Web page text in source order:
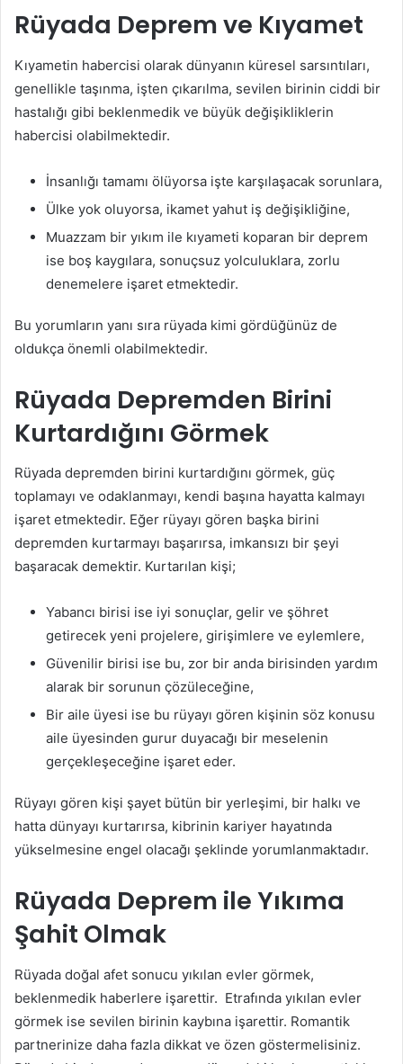
Rüyada Deprem ve Kıyamet
Kıyametin habercisi olarak dünyanın küresel sarsıntıları,
genellikle taşınma, işten çıkarılma, sevilen birinin ciddi bir
hastalığı gibi beklenmedik ve büyük değişikliklerin
habercisi olabilmektedir.
İnsanlığı tamamı ölüyorsa işte karşılaşacak sorunlara,
Ülke yok oluyorsa, ikamet yahut iş değişikliğine,
Muazzam bir yıkım ile kıyameti koparan bir deprem
ise boş kaygılara, sonuçsuz yolculuklara, zorlu
denemelere işaret etmektedir.
Bu yorumların yanı sıra rüyada kimi gördüğünüz de
oldukça önemli olabilmektedir.
Rüyada Depremden Birini
Kurtardığını Görmek
Rüyada depremden birini kurtardığını görmek, güç
toplamayı ve odaklanmayı, kendi başına hayatta kalmayı
işaret etmektedir. Eğer rüyayı gören başka birini
depremden kurtarmayı başarırsa, imkansızı bir şeyi
başaracak demektir. Kurtarılan kişi;
Yabancı birisi ise iyi sonuçlar, gelir ve şöhret
getirecek yeni projelere, girişimlere ve eylemlere,
Güvenilir birisi ise bu, zor bir anda birisinden yardım
alarak bir sorunun çözüleceğine,
Bir aile üyesi ise bu rüyayı gören kişinin söz konusu
aile üyesinden gurur duyacağı bir meselenin
gerçekleşeceğine işaret eder.
Rüyayı gören kişi şayet bütün bir yerleşimi, bir halkı ve
hatta dünyayı kurtarırsa, kibrinin kariyer hayatında
yükselmesine engel olacağı şeklinde yorumlanmaktadır.
Rüyada Deprem ile Yıkıma
Şahit Olmak
Rüyada doğal afet sonucu yıkılan evler görmek,
beklenmedik haberlere işarettir. Etrafında yıkılan evler
görmek ise sevilen birinin kaybına işarettir. Romantik
partnerinize daha fazla dikkat ve özen göstermelisiniz.